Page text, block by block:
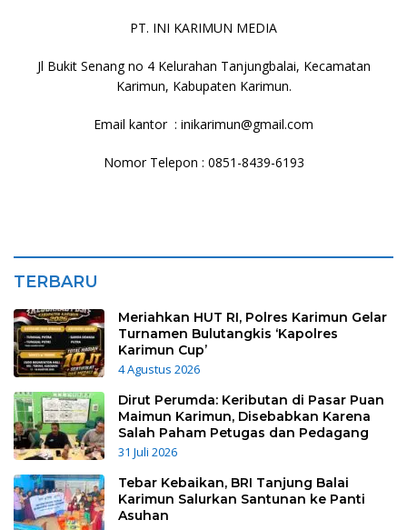
PT. INI KARIMUN MEDIA
Jl Bukit Senang no 4 Kelurahan Tanjungbalai, Kecamatan
Karimun, Kabupaten Karimun.
Email kantor : inikarimun@gmail.com
Nomor Telepon : 0851-8439-6193
TERBARU
Meriahkan HUT RI, Polres Karimun Gelar
Turnamen Bulutangkis ‘Kapolres
Karimun Cup’
4 Agustus 2026
Dirut Perumda: Keributan di Pasar Puan
Maimun Karimun, Disebabkan Karena
Salah Paham Petugas dan Pedagang
31 Juli 2026
Tebar Kebaikan, BRI Tanjung Balai
Karimun Salurkan Santunan ke Panti
Asuhan